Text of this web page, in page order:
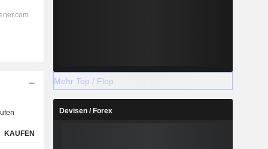
KAUFEN
Mehr Top / Flop
Devisen / Forex